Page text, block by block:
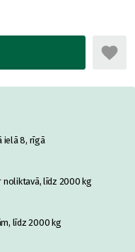
ielā 8, rīgā
noliktavā, līdz 2000 kg
līdz 2000 kg